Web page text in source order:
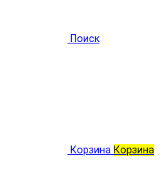
Поиск
Корзина Корзина